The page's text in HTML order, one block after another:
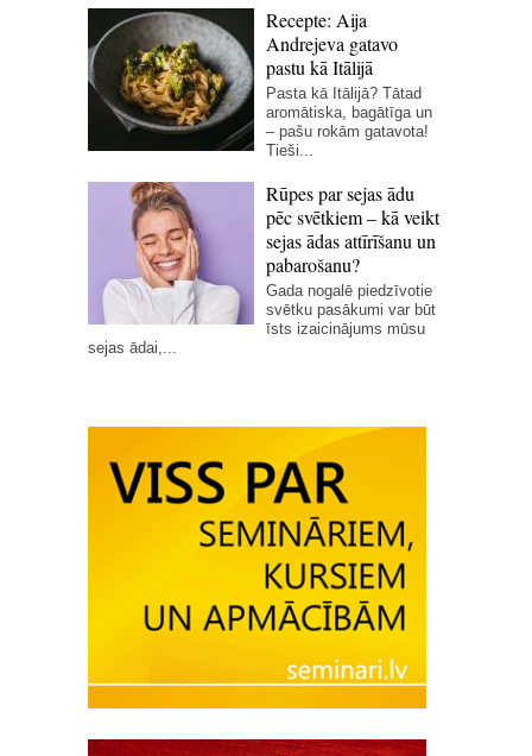
Recepte: Aija
Andrejeva gatavo
pastu kā Itālijā
Pasta kā Itālijā? Tātad
aromātiska, bagātīga un
– pašu rokām gatavota!
Tieši...
Rūpes par sejas ādu
pēc svētkiem – kā veikt
sejas ādas attīrīšanu un
pabarošanu?
Gada nogalē piedzīvotie
svētku pasākumi var būt
īsts izaicinājums mūsu
sejas ādai,...